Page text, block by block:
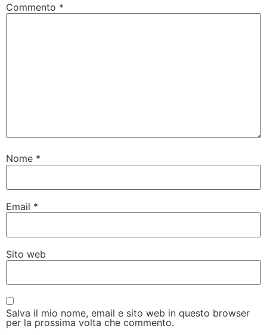
Commento *
Nome *
Email *
Sito web
Salva il mio nome, email e sito web in questo browser
per la prossima volta che commento.